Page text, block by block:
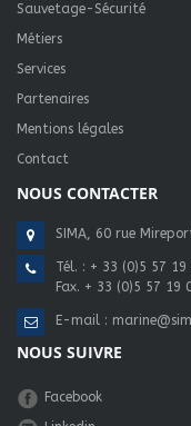
Sauvetage-Sécurité
Métiers
Services
Partenaires
Mentions légales
Contact
NOUS CONTACTER
SIMA, 60 rue
Tél. : + 33 (0)5 57 19
Fax. + 33 (0)5 57 19
E-mail :
NOUS SUIVRE
Facebook